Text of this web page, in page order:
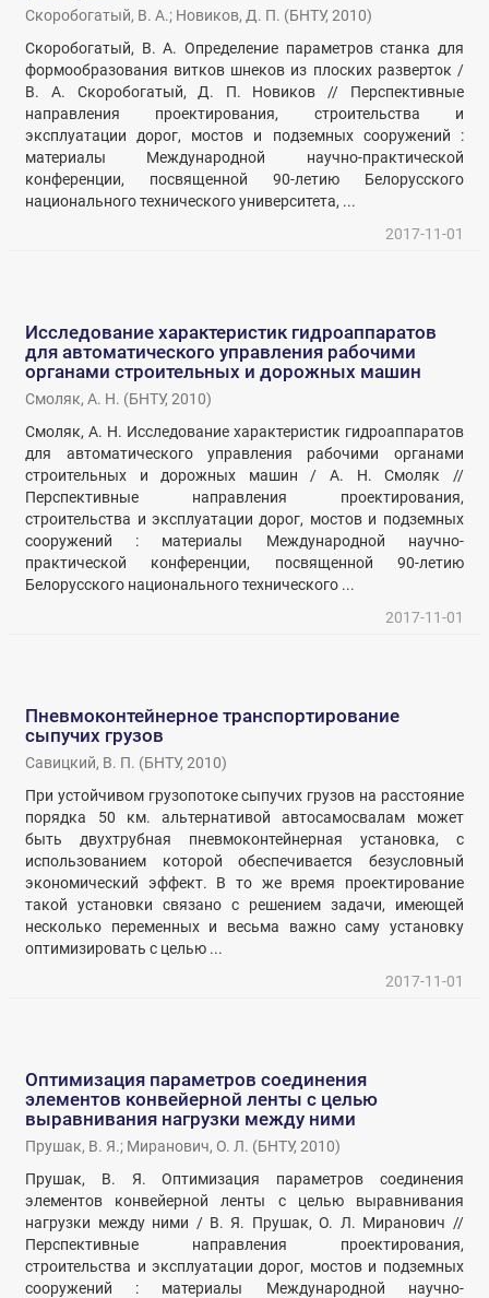
Скоробогатый, В. А.; Новиков, Д. П. (БНТУ,2010)
Скоробогатый, В. А. Определение параметров станка для
формообразования витков шнеков из плоских разверток /
В. А. Скоробогатый, Д. П. Новиков // Перспективные
направления проектирования, строительства и
эксплуатации дорог, мостов и подземных сооружений :
материалы Международной научно-практической
конференции, посвященной 90-летию Белорусского
национального технического университета, ...
2017-11-01
Исследование характеристик гидроаппаратов
для автоматического управления рабочими
органами строительных и дорожных машин
Смоляк, А. Н. (БНТУ,2010)
Смоляк, А. Н. Исследование характеристик гидроаппаратов
для автоматического управления рабочими органами
строительных и дорожных машин / А. Н. Смоляк //
Перспективные направления проектирования,
строительства и эксплуатации дорог, мостов и подземных
сооружений : материалы Международной научно-
практической конференции, посвященной 90-летию
Белорусского национального технического ...
2017-11-01
Пневмоконтейнерное транспортирование
сыпучих грузов
Савицкий, В. П. (БНТУ,2010)
При устойчивом грузопотоке сыпучих грузов на расстояние
порядка 50 км. альтернативой автосамосвалам может
быть двухтрубная пневмоконтейнерная установка, с
использованием которой обеспечивается безусловный
экономический эффект. В то же время проектирование
такой установки связано с решением задачи, имеющей
несколько переменных и весьма важно саму установку
оптимизировать с целью ...
2017-11-01
Оптимизация параметров соединения
элементов конвейерной ленты с целью
выравнивания нагрузки между ними
Прушак, В. Я.; Миранович, О. Л. (БНТУ,2010)
Прушак, В. Я. Оптимизация параметров соединения
элементов конвейерной ленты с целью выравнивания
нагрузки между ними / В. Я. Прушак, О. Л. Миранович //
Перспективные направления проектирования,
строительства и эксплуатации дорог, мостов и подземных
сооружений : материалы Международной научно-